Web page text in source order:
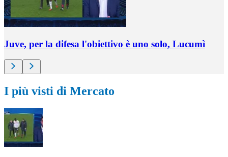
Juve, per la difesa l'obiettivo è uno solo, Lucumì
I più visti di Mercato